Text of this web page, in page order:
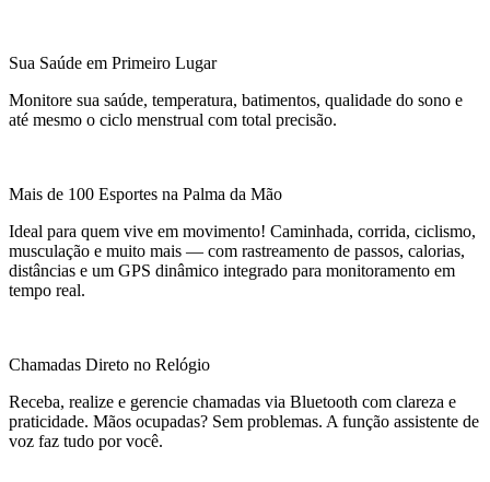
Sua Saúde em Primeiro Lugar
Monitore sua saúde, temperatura, batimentos, qualidade do sono e
até mesmo o ciclo menstrual com total precisão.
Mais de 100 Esportes na Palma da Mão
Ideal para quem vive em movimento! Caminhada, corrida, ciclismo,
musculação e muito mais — com rastreamento de passos, calorias,
distâncias e um GPS dinâmico integrado para monitoramento em
tempo real.
Chamadas Direto no Relógio
Receba, realize e gerencie chamadas via Bluetooth com clareza e
praticidade. Mãos ocupadas? Sem problemas. A função assistente de
voz faz tudo por você.